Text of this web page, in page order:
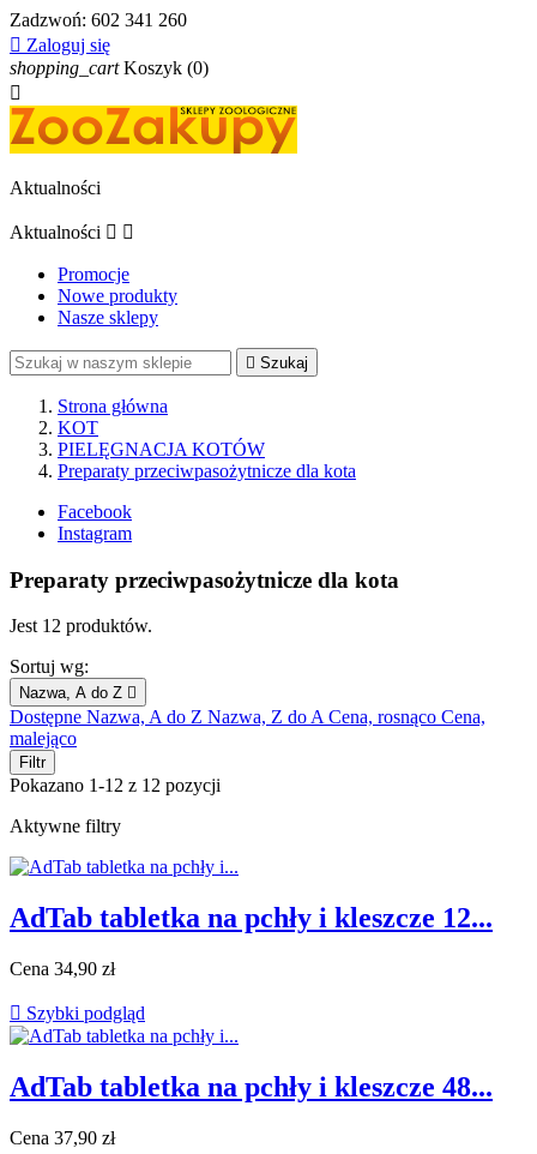
Zadzwoń: 602 341 260
 Zaloguj się
shopping_cart Koszyk (0)

Aktualności
Aktualności  
Promocje
Nowe produkty
Nasze sklepy
 Szukaj
Strona główna
KOT
PIELĘGNACJA KOTÓW
Preparaty przeciwpasożytnicze dla kota
Facebook
Instagram
Preparaty przeciwpasożytnicze dla kota
Jest 12 produktów.
Sortuj wg:
Nazwa, A do Z 
Dostępne Nazwa, A do Z Nazwa, Z do ACena, rosnąco Cena,
malejąco
Filtr
Pokazano 1-12 z 12 pozycji
Aktywne filtry
AdTab tabletka na pchły i kleszcze 12...
Cena 34,90 zł
 Szybki podgląd
AdTab tabletka na pchły i kleszcze 48...
Cena 37,90 zł